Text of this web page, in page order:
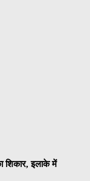
शिकार, इलाके में